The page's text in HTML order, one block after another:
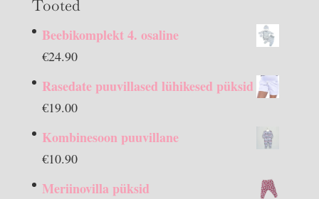
Tooted
Beebikomplekt 4. osaline
€24.90
Rasedate puuvillased lühikesed püksid
€19.00
Kombinesoon puuvillane
€10.90
Meriinovilla püksid